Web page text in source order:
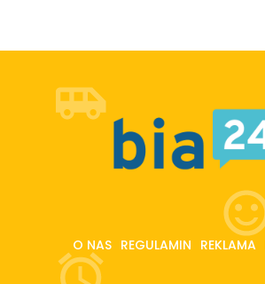
O NAS REGULAMIN REKLAMA